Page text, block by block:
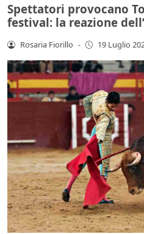
Spettatori provocano
festival: la reazione
Rosaria Fiorillo - 19 Luglio